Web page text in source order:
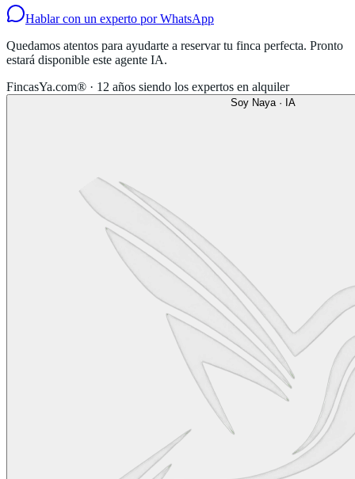
Hablar con un experto por WhatsApp
Quedamos atentos para ayudarte a reservar tu finca perfecta. Pronto
estará disponible este agente IA.
FincasYa.com® · 12 años siendo los expertos en alquiler
Soy Naya · IA